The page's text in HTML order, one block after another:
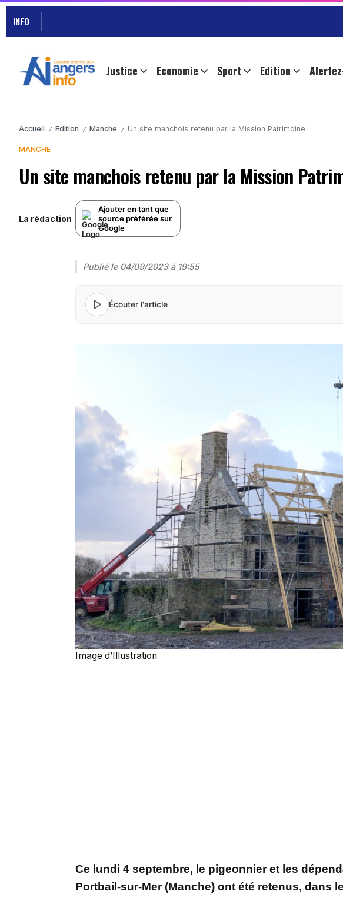
INFO
Justice Economie Sport Edition
Accueil / Edition / Manche / Un site manchois retenu par la Mission Patrimoine
MANCHE
Un site manchois retenu par la Mission
La rédaction
Ajouter en tant que
source préférée sur
Google
Publié le 04/09/2023 à 19:55
Écouter l'article
Image d’Illustration
Ce lundi 4 septembre, le pigeonnier et les
Portbail-sur-Mer (Manche) ont été retenus, dans